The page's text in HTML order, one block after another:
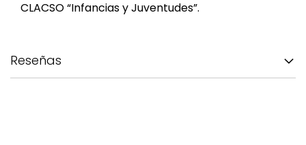
CLACSO “Infancias y Juventudes”.
Reseñas